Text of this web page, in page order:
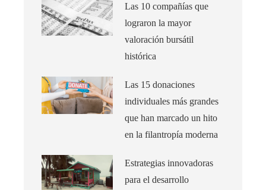
Las 10 compañías que
lograron la mayor
valoración bursátil
histórica
Las 15 donaciones
individuales más grandes
que han marcado un hito
en la filantropía moderna
Estrategias innovadoras
para el desarrollo